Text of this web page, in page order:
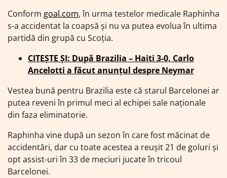
Conform goal.com, în urma testelor medicale Raphinha
s-a accidentat la coapsă și nu va putea evolua în ultima
partidă din grupă cu Scoția.
CITEȘTE ȘI: După Brazilia – Haiti 3-0, Carlo
Ancelotti a făcut anunțul despre Neymar
Vestea bună pentru Brazilia este că starul Barcelonei ar
putea reveni în primul meci al echipei sale naționale
din faza eliminatorie.
Raphinha vine după un sezon în care fost măcinat de
accidentări, dar cu toate acestea a reușit 21 de goluri și
opt assist-uri în 33 de meciuri jucate în tricoul
Barcelonei.